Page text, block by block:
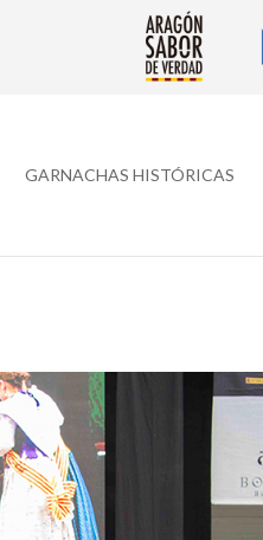
GARNACHAS HISTÓRICAS